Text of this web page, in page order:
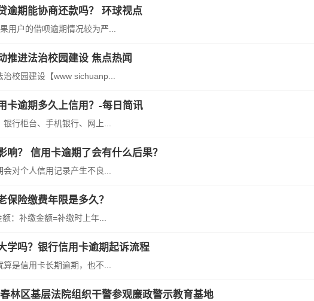
逾期能协商还款吗？ 环球视点
用户的借呗逾期情况较为严...
推进法治校园建设 焦点热闻
校园建设【www sichuanp...
卡逾期多久上信用？-每日简讯
行柜台、手机银行、网上...
响？ 信用卡逾期了会有什么后果？
对个人信用记录产生不良...
保险缴费年限是多久？
：补缴金额=补缴时上年...
学吗？银行信用卡逾期起诉流程
是信用卡长期逾期，也不...
区基层法院组织干警参观廉政警示教育基地